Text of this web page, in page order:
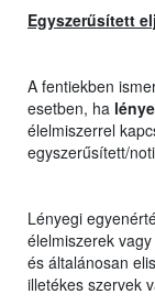
Egyszerűsített
A fentiekben
esetben, ha
élelmiszerrel
egyszerűsített/
Lényegi
élelmiszerek
és általánosan
illetékes szervek